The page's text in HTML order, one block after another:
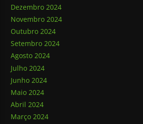
Dezembro 2024
Novembro 2024
Outubro 2024
Setembro 2024
Agosto 2024
Julho 2024
Junho 2024
Maio 2024
Abril 2024
Março 2024